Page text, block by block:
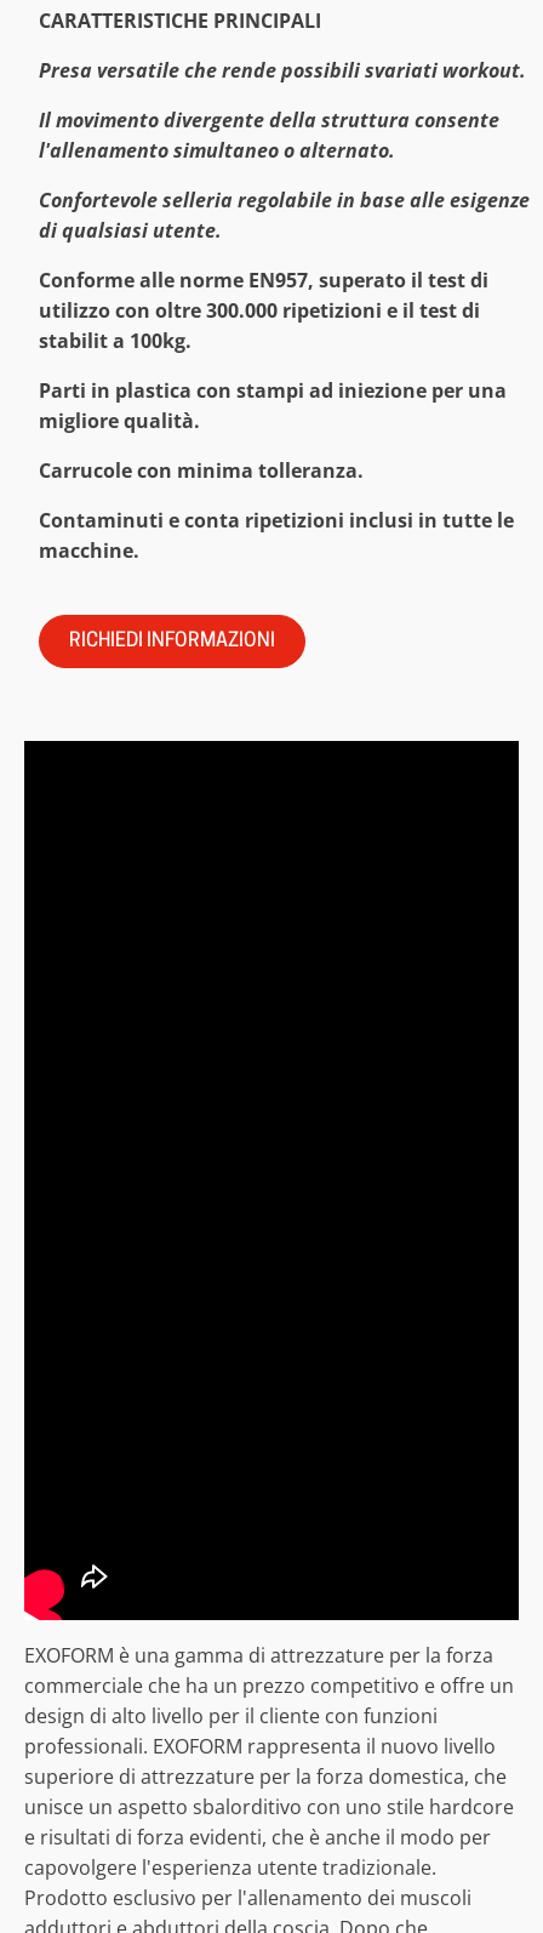
CARATTERISTICHE PRINCIPALI
Presa versatile che rende possibili svariati workout.
Il movimento divergente della struttura consente
l'allenamento simultaneo o alternato.
Confortevole selleria regolabile in base alle esigenze
di qualsiasi utente.
Conforme alle norme EN957, superato il test di
utilizzo con oltre 300.000 ripetizioni e il test di
stabilit a 100kg.
Parti in plastica con stampi ad iniezione per una
migliore qualità.
Carrucole con minima tolleranza.
Contaminuti e conta ripetizioni inclusi in tutte le
macchine.
RICHIEDI INFORMAZIONI
EXOFORM è una gamma di attrezzature per la forza
commerciale che ha un prezzo competitivo e offre un
design di alto livello per il cliente con funzioni
professionali. EXOFORM rappresenta il nuovo livello
superiore di attrezzature per la forza domestica, che
unisce un aspetto sbalorditivo con uno stile hardcore
e risultati di forza evidenti, che è anche il modo per
capovolgere l'esperienza utente tradizionale.
Prodotto esclusivo per l'allenamento dei muscoli
adduttori e abduttori della coscia. Dopo che